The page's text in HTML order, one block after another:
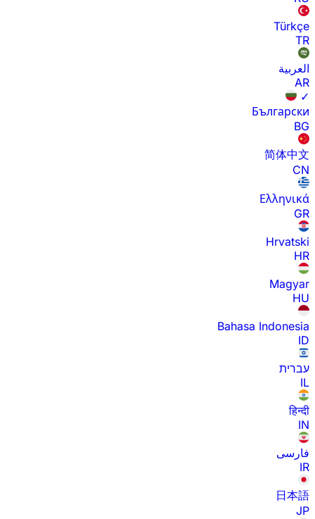
Türkçe
TR
العربية
AR
✓
Български
BG
简体中文
CN
Ελληνικά
GR
Hrvatski
HR
Magyar
HU
Bahasa Indonesia
ID
עברית
IL
हिन्दी
IN
فارسی
IR
日本語
JP